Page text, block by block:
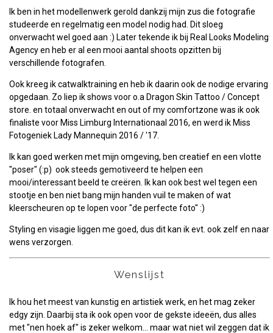
Ik ben in het modellenwerk gerold dankzij mijn zus die fotografie
studeerde en regelmatig een model nodig had. Dit sloeg
onverwacht wel goed aan :) Later tekende ik bij Real Looks Modeling
Agency en heb er al een mooi aantal shoots opzitten bij
verschillende fotografen.
Ook kreeg ik catwalktraining en heb ik daarin ook de nodige ervaring
opgedaan. Zo liep ik shows voor o.a Dragon Skin Tattoo / Concept
store. en totaal onverwacht en out of my comfortzone was ik ook
finaliste voor Miss Limburg Internationaal 2016, en werd ik Miss
Fotogeniek Lady Mannequin 2016 / '17.
Ik kan goed werken met mijn omgeving, ben creatief en een vlotte
"poser" (:p) ook steeds gemotiveerd te helpen een
mooi/interessant beeld te creëren. Ik kan ook best wel tegen een
stootje en ben niet bang mijn handen vuil te maken of wat
kleerscheuren op te lopen voor "de perfecte foto" :)
Styling en visagie liggen me goed, dus dit kan ik evt. ook zelf en naar
wens verzorgen.
Wenslijst
Ik hou het meest van kunstig en artistiek werk, en het mag zeker
edgy zijn. Daarbij sta ik ook open voor de gekste ideeën, dus alles
met "nen hoek af" is zeker welkom... maar wat niet wil zeggen dat ik